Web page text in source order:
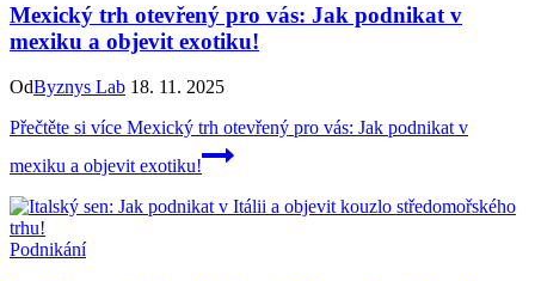
Mexický trh otevřený pro vás: Jak podnikat v
mexiku a objevit exotiku!
OdByznys Lab 18. 11. 2025
Přečtěte si více Mexický trh otevřený pro vás: Jak podnikat v
mexiku a objevit exotiku!
Podnikání